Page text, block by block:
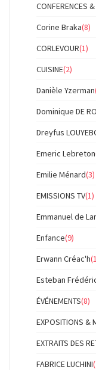
CONFERENCES &
Corine Braka(8)
CORLEVOUR(1)
CUISINE(2)
Danièle Yzerman
Dominique DE
Dreyfus
Emeric Lebreton
Emilie Ménard(3)
EMISSIONS TV(1)
Emmanuel de
Enfance(9)
Erwann Créac'h
Esteban
ÉVÉNEMENTS(8)
EXPOSITIONS &
EXTRAITS DES
FABRICE LUCHINI